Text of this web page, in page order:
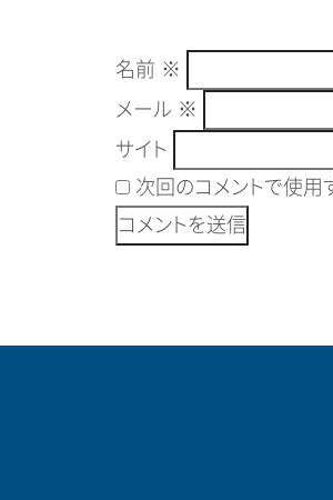
名前 ※
メール ※
サイト
次回のコメントで使用